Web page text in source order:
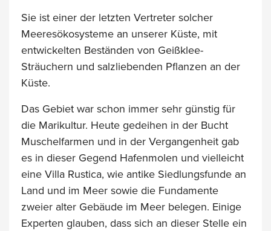
Sie ist einer der letzten Vertreter solcher
Meeresökosysteme an unserer Küste, mit
entwickelten Beständen von Geißklee-
Sträuchern und salzliebenden Pflanzen an der
Küste.
Das Gebiet war schon immer sehr günstig für
die Marikultur. Heute gedeihen in der Bucht
Muschelfarmen und in der Vergangenheit gab
es in dieser Gegend Hafenmolen und vielleicht
eine Villa Rustica, wie antike Siedlungsfunde an
Land und im Meer sowie die Fundamente
zweier alter Gebäude im Meer belegen. Einige
Experten glauben, dass sich an dieser Stelle ein